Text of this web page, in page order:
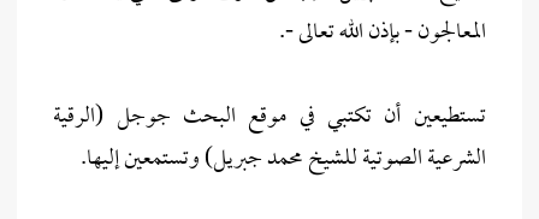
المعالجون - بإذن الله تعالى -.
تستطيعين أن تكتبي في موقع البحث جوجل (الرقية
الشرعية الصوتية للشيخ محمد جبريل) وتستمعين إليها.